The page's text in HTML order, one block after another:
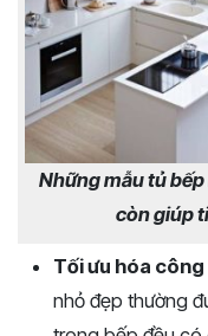
Những mẫu tủ
còn giúp
Tối ưu hóa
nhỏ đẹp thường